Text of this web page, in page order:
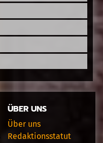
ÜBER UNS
Über uns
Redaktionsstatut